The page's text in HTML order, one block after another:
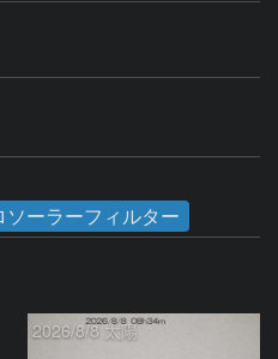
ソーラーフィルター
2026/8/8 太陽